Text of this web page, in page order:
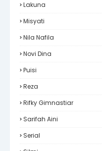
Lakuna
Misyati
Nila Nafila
Novi Dina
Puisi
Reza
Rifky Gimnastiar
Sarifah Aini
Serial